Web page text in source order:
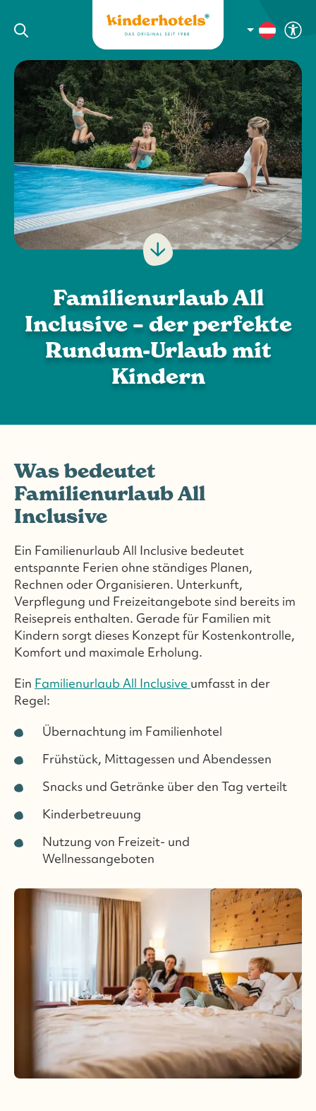
Familienurlaub All
Inclusive – der perfekte
Rundum-Urlaub mit
Kindern
Was bedeutet
Familienurlaub All
Inclusive
Ein Familienurlaub All Inclusive bedeutet
entspannte Ferien ohne ständiges Planen,
Rechnen oder Organisieren. Unterkunft,
Verpflegung und Freizeitangebote sind bereits im
Reisepreis enthalten. Gerade für Familien mit
Kindern sorgt dieses Konzept für Kostenkontrolle,
Komfort und maximale Erholung.
Ein Familienurlaub All Inclusive umfasst in der
Regel:
Übernachtung im Familienhotel
Frühstück, Mittagessen und Abendessen
Snacks und Getränke über den Tag verteilt
Kinderbetreuung
Nutzung von Freizeit- und
Wellnessangeboten